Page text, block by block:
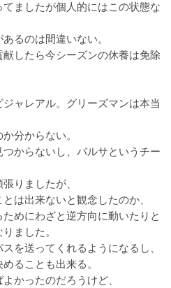
ましたが個人的にはこの状態な
るのは間違いない。
したら今シーズンの休養は免除
ャレアル。グリーズマンは本当
分からない。
からないし、バルサというチー
りましたが、
は出来ないと観念したのか、
めにわざと逆方向に動いたりと
ました。
を送ってくれるようになるし、
ることも出来る。
かったのだろうけど、